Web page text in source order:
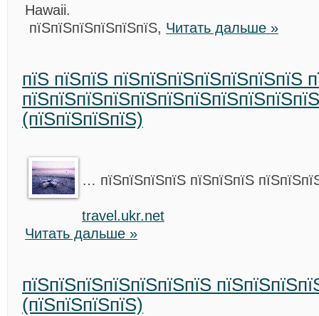
Hawaii.
пїЅпїЅпїЅпїЅпїЅпїЅ, Читать дальше »
пїЅ пїЅпїЅ пїЅпїЅпїЅпїЅпїЅпїЅпїЅ
(пїЅпїЅпїЅпїЅ)
… пїЅпїЅпїЅпїЅ пїЅпїЅпїЅ
travel.ukr.net
Читать дальше »
пїЅпїЅпїЅпїЅпїЅпїЅпїЅ
(пїЅпїЅпїЅпїЅ)